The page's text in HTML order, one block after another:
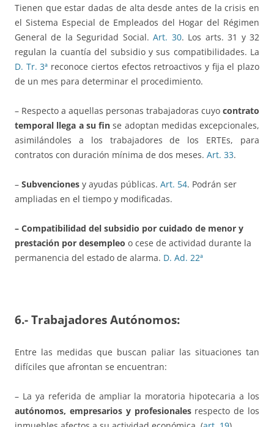
Tienen que estar dadas de alta desde antes de la crisis en
el Sistema Especial de Empleados del Hogar del Régimen
General de la Seguridad Social.Art. 30. Los arts. 31 y 32
regulan la cuantía del subsidio y sus compatibilidades. La
D. Tr. 3ª reconoce ciertos efectos retroactivos y fija el plazo
de un mes para determinar el procedimiento.
– Respecto a aquellas personas trabajadoras cuyo contrato
temporal llega a su fin se adoptan medidas excepcionales,
asimilándoles a los trabajadores de los ERTEs, para
contratos con duración mínima de dos meses. Art. 33.
– Subvenciones y ayudas públicas. Art. 54. Podrán ser
ampliadas en el tiempo y modificadas.
– Compatibilidad del subsidio por cuidado de menor y
prestación por desempleo o cese de actividad durante la
permanencia del estado de alarma. D. Ad. 22ª
6.- Trabajadores Autónomos:
Entre las medidas que buscan paliar las situaciones tan
difíciles que afrontan se encuentran:
– La ya referida de ampliar la moratoria hipotecaria a los
autónomos, empresarios y profesionalesrespecto de los